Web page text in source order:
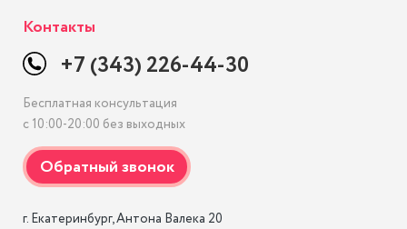
Контакты
+7 (343) 226-44-30
Бесплатная консультация
с 10:00-20:00 без выходных
г. Екатеринбург, Антона Валека 20